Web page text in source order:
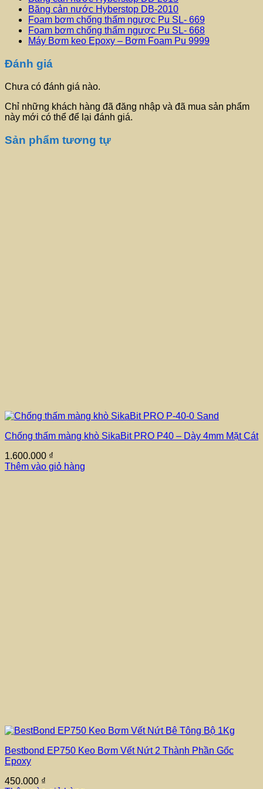
Băng cản nước Hyberstop DB-2010
Foam bơm chống thấm ngược Pu SL- 669
Foam bơm chống thấm ngược Pu SL- 668
Máy Bơm keo Epoxy – Bơm Foam Pu 9999
Đánh giá
Chưa có đánh giá nào.
Chỉ những khách hàng đã đăng nhập và đã mua sản phẩm
này mới có thể để lại đánh giá.
Sản phẩm tương tự
Chống thấm màng khò SikaBit PRO P40 – Dày 4mm Mặt Cát
1.600.000 ₫
Thêm vào giỏ hàng
Bestbond EP750 Keo Bơm Vết Nứt 2 Thành Phần Gốc
Epoxy
450.000 ₫